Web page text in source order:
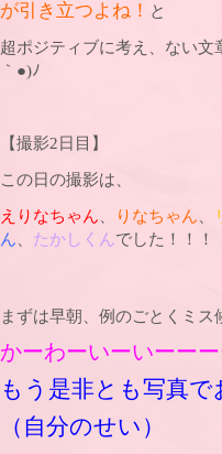
が引き立つよね！ と
超ポジティブに考え、ない
｀ ●)ﾉ
【撮影2日目】
この日の撮影は、
えりなちゃん
りなちゃん
ん
たかしくんでした！！！
まずは早朝、例のごとくミ
かーわーいーいーー
もう是非とも写真
（自分のせい）